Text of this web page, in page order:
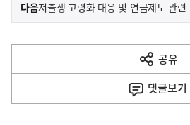
전
다
음
다음기
공유
열
기
댓글보기